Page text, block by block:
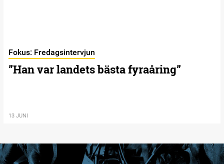
Fokus: Fredagsintervjun
”Han var landets bästa fyraåring”
13 JUNI